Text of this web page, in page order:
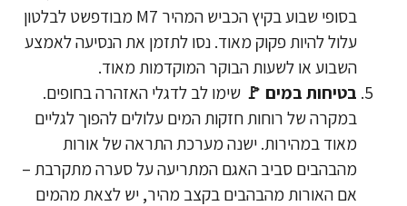
בסופי שבוע בקיץ הכביש המהיר M7 מבודפשט לבלטון
עלול להיות פקוק מאוד. נסו לתזמן את הנסיעה לאמצע
השבוע או לשעות הבוקר המוקדמות מאוד.
​בטיחות במים 🚩 שימו לב לדגלי האזהרה בחופים.
במקרה של רוחות חזקות המים עלולים להפוך לגליים
מאוד במהירות. ישנה מערכת התראה של אורות
מהבהבים סביב האגם המתריעה על סערה מתקרבת –
אם האורות מהבהבים בקצב מהיר, יש לצאת מהמים